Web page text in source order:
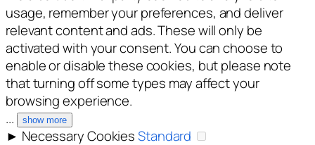
usage, remember your preferences, and deliver
relevant content and ads. These will only be
activated with your consent. You can choose to
enable or disable these cookies, but please note
that turning off some types may affect your
browsing experience.
...
show more
► Necessary CookiesStandard